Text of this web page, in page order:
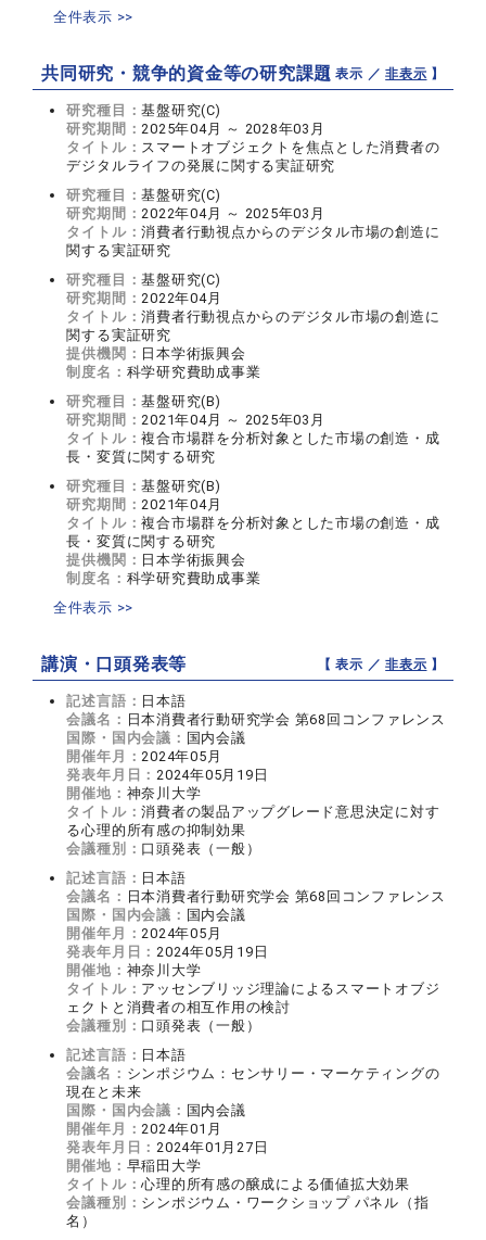
全件表示 >>
共同研究・競争的資金等の研究課題【 表示 ／非表示 】
研究種目：基盤研究(C)
研究期間： 2025年04月 ～ 2028年03月
タイトル： スマートオブジェクトを焦点とした消費者の
デジタルライフの発展に関する実証研究
研究種目：基盤研究(C)
研究期間： 2022年04月 ～ 2025年03月
タイトル：消費者行動視点からのデジタル市場の創造に
関する実証研究
研究種目：基盤研究(C)
研究期間： 2022年04月
タイトル：消費者行動視点からのデジタル市場の創造に
関する実証研究
提供機関： 日本学術振興会
制度名： 科学研究費助成事業
研究種目：基盤研究(B)
研究期間： 2021年04月 ～ 2025年03月
タイトル：複合市場群を分析対象とした市場の創造・成
長・変質に関する研究
研究種目：基盤研究(B)
研究期間： 2021年04月
タイトル：複合市場群を分析対象とした市場の創造・成
長・変質に関する研究
提供機関： 日本学術振興会
制度名： 科学研究費助成事業
全件表示 >>
講演・口頭発表等 【 表示 ／非表示 】
記述言語： 日本語
会議名： 日本消費者行動研究学会 第68回コンファレンス
国際・国内会議： 国内会議
開催年月： 2024年05月
発表年月日： 2024年05月19日
開催地： 神奈川大学
タイトル：消費者の製品アップグレード意思決定に対す
る心理的所有感の抑制効果
会議種別： 口頭発表（一般）
記述言語： 日本語
会議名： 日本消費者行動研究学会 第68回コンファレンス
国際・国内会議： 国内会議
開催年月： 2024年05月
発表年月日： 2024年05月19日
開催地： 神奈川大学
タイトル： アッセンブリッジ理論によるスマートオブジ
ェクトと消費者の相互作用の検討
会議種別： 口頭発表（一般）
記述言語： 日本語
会議名： シンポジウム：センサリー・マーケティングの
現在と未来
国際・国内会議： 国内会議
開催年月： 2024年01月
発表年月日： 2024年01月27日
開催地： 早稲田大学
タイトル：心理的所有感の醸成による価値拡大効果
会議種別： シンポジウム・ワークショップ パネル（指
名）